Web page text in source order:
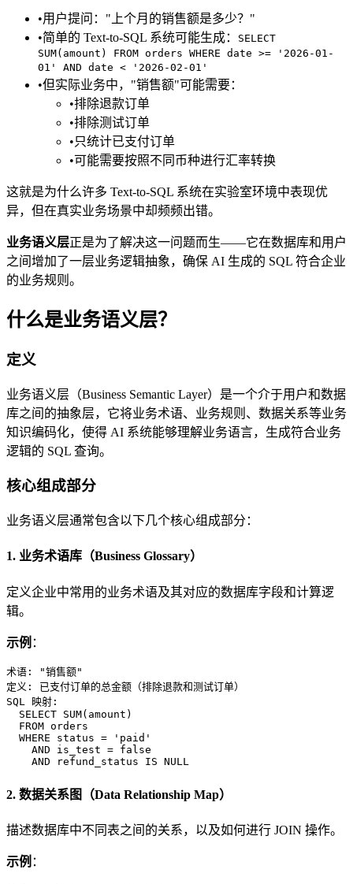
•用户提问："上个月的销售额是多少？"
•简单的 Text-to-SQL 系统可能生成：
SELECT
SUM(amount) FROM orders WHERE date >= '2026-01-
01' AND date < '2026-02-01'
•但实际业务中，"销售额"可能需要：
•排除退款订单
•排除测试订单
•只统计已支付订单
•可能需要按照不同币种进行汇率转换
这就是为什么许多 Text-to-SQL 系统在实验室环境中表现优
异，但在真实业务场景中却频频出错。
业务语义层正是为了解决这一问题而生——它在数据库和用户
之间增加了一层业务逻辑抽象，确保 AI 生成的 SQL 符合企业
的业务规则。
什么是业务语义层？
定义
业务语义层（Business Semantic Layer）是一个介于用户和数据
库之间的抽象层，它将业务术语、业务规则、数据关系等业务
知识编码化，使得 AI 系统能够理解业务语言，生成符合业务
逻辑的 SQL 查询。
核心组成部分
业务语义层通常包含以下几个核心组成部分：
1. 业务术语库（Business Glossary）
定义企业中常用的业务术语及其对应的数据库字段和计算逻
辑。
示例 ：
术语: "销售额"
定义: 已支付订单的总金额（排除退款和测试订单）
SQL 映射:
  SELECT SUM(amount)
  FROM orders
  WHERE status = 'paid'
    AND is_test = false
2. 数据关系图（Data Relationship Map）
描述数据库中不同表之间的关系，以及如何进行 JOIN 操作。
示例 ：